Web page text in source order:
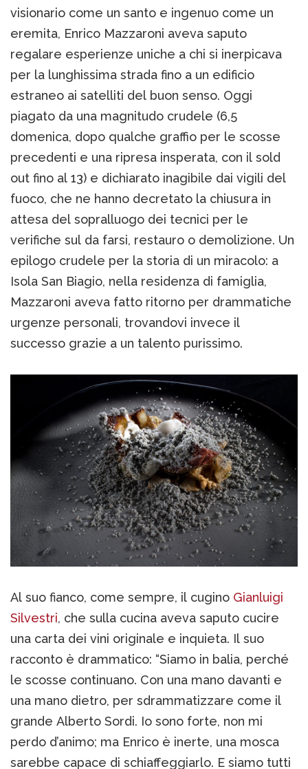
visionario come un santo e ingenuo come un
eremita, Enrico Mazzaroni aveva saputo
regalare esperienze uniche a chi si inerpicava
per la lunghissima strada fino a un edificio
estraneo ai satelliti del buon senso. Oggi
piagato da una magnitudo crudele (6,5
domenica, dopo qualche graffio per le scosse
precedenti e una ripresa insperata, con il sold
out fino al 13) e dichiarato inagibile dai vigili del
fuoco, che ne hanno decretato la chiusura in
attesa del sopralluogo dei tecnici per le
verifiche sul da farsi, restauro o demolizione. Un
epilogo crudele per la storia di un miracolo: a
Isola San Biagio, nella residenza di famiglia,
Mazzaroni aveva fatto ritorno per drammatiche
urgenze personali, trovandovi invece il
successo grazie a un talento purissimo.
Al suo fianco, come sempre, il cugino Gianluigi
Silvestri, che sulla cucina aveva saputo cucire
una carta dei vini originale e inquieta. Il suo
racconto è drammatico: “Siamo in balia, perché
le scosse continuano. Con una mano davanti e
una mano dietro, per sdrammatizzare come il
grande Alberto Sordi. Io sono forte, non mi
perdo d’animo; ma Enrico è inerte, una mosca
sarebbe capace di schiaffeggiarlo. E siamo tutti